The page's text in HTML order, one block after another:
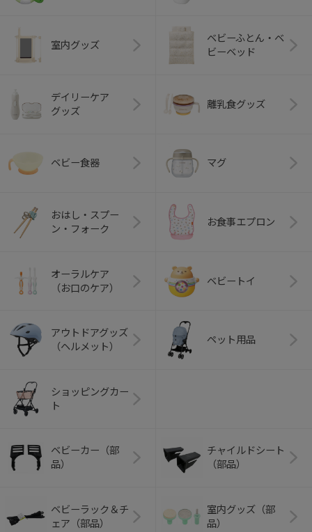
室内グッズ
ベビーふとん・ベ
ビーベッド
デイリーケア
グッズ
離乳食グッズ
ベビー食器 マグ
おはし・スプー
ン・フォーク
お食事エプロン
オーラルケア
（お口のケア）
ベビートイ
アウトドアグッズ
（ヘルメット）
ペット用品
ショッピングカー
ト
ベビーカー（部
品）
チャイルドシート
（部品）
ベビーラック＆チ
ェア（部品）
室内グッズ（部
品）